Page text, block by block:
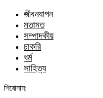
জীবনযাপন
মতামত
সম্পাদকীয়
চাকরি
ধর্ম
সাহিত্য
শিরোনাম: